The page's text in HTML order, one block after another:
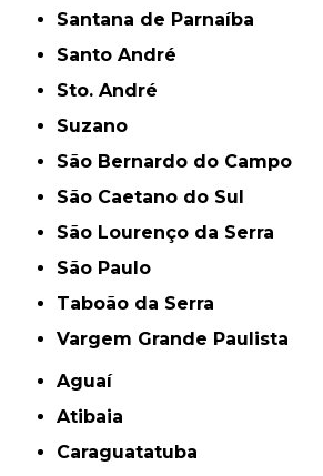
Santana de Parnaíba
Santo André
Sto. André
Suzano
São Bernardo do Campo
São Caetano do Sul
São Lourenço da Serra
São Paulo
Taboão da Serra
Vargem Grande Paulista
Aguaí
Atibaia
Caraguatatuba